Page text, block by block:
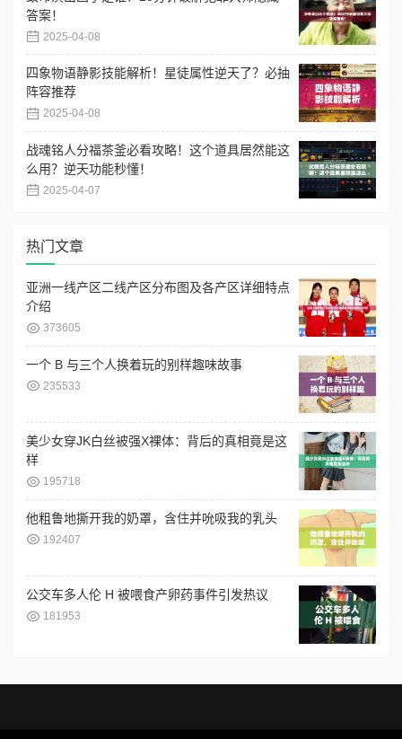
答案！
2025-04-08
四象物语静影技能解析！星徒属性逆天了？必抽
阵容推荐
2025-04-08
战魂铭人分福茶釜必看攻略！这个道具居然能这
么用？逆天功能秒懂！
2025-04-07
热门文章
亚洲一线产区二线产区分布图及各产区详细特点
介绍
373605
一个 B 与三个人换着玩的别样趣味故事
235533
美少女穿JK白丝被强X裸体：背后的真相竟是这
样
195718
他粗鲁地撕开我的奶罩，含住并吮吸我的乳头
192407
公交车多人伦 H 被喂食产卵药事件引发热议
181953